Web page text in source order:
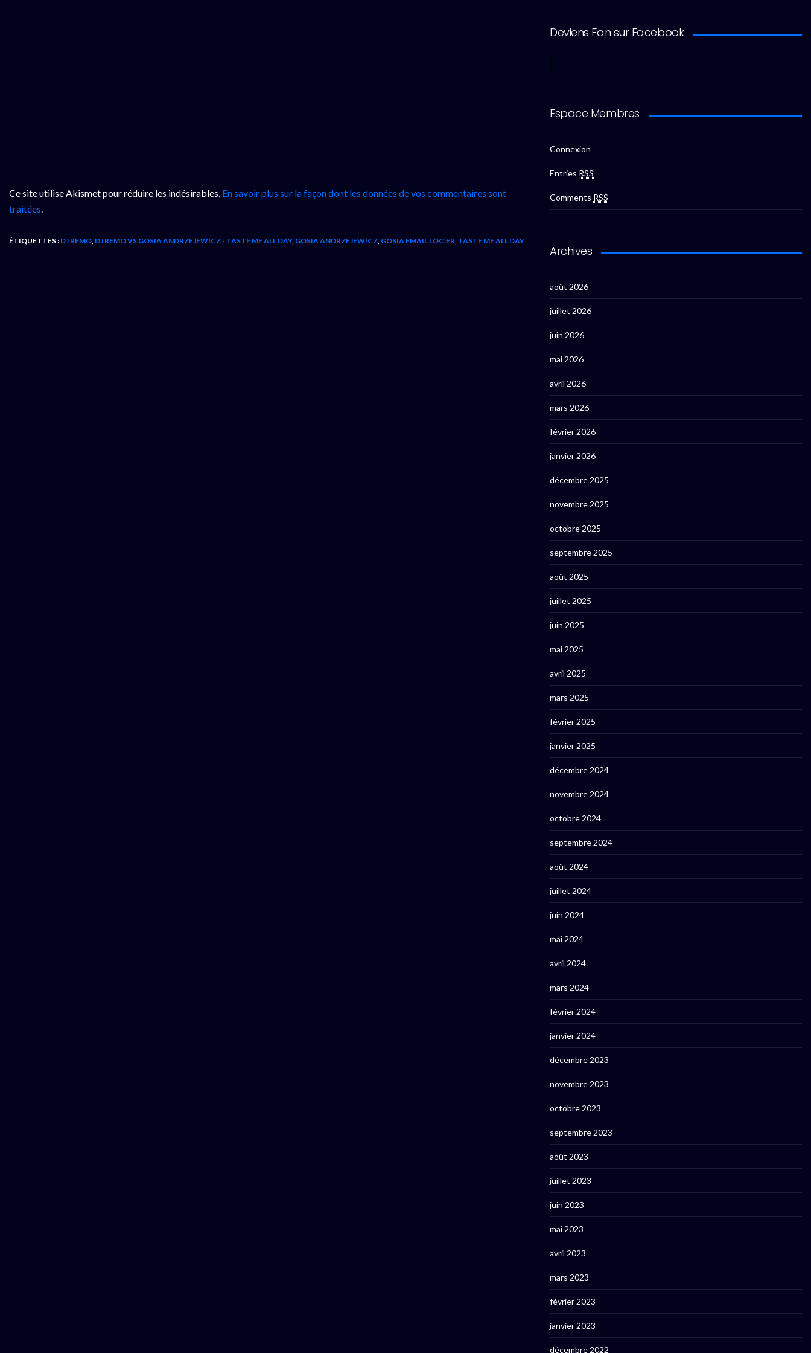
Ce site utilise Akismet pour réduire les indésirables. En savoir plus sur la façon dont les données de vos commentaires sont
traitées.
ÉTIQUETTES : DJ REMO, DJ REMO VS GOSIA ANDRZEJEWICZ - TASTE ME ALL DAY, GOSIA ANDRZEJEWICZ, GOSIA EMAIL LOC:FR, TASTE ME ALL DAY
Deviens Fan sur Facebook
Espace Membres
Connexion
Entries RSS
Comments RSS
Archives
août 2026
juillet 2026
juin 2026
mai 2026
avril 2026
mars 2026
février 2026
janvier 2026
décembre 2025
novembre 2025
octobre 2025
septembre 2025
août 2025
juillet 2025
juin 2025
mai 2025
avril 2025
mars 2025
février 2025
janvier 2025
décembre 2024
novembre 2024
octobre 2024
septembre 2024
août 2024
juillet 2024
juin 2024
mai 2024
avril 2024
mars 2024
février 2024
janvier 2024
décembre 2023
novembre 2023
octobre 2023
septembre 2023
août 2023
juillet 2023
juin 2023
mai 2023
avril 2023
mars 2023
février 2023
janvier 2023
décembre 2022